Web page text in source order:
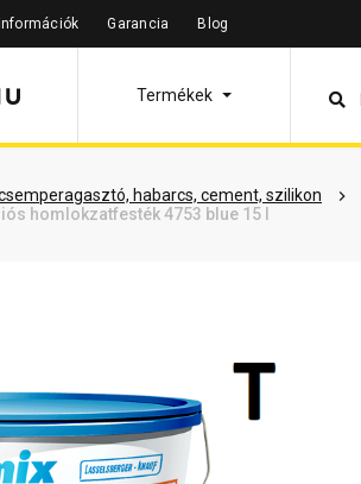
Garancia Blog
Termékek
habarcs, cement, szilikon
homlokzatfesték 4753 blue 15 l
Részletes leírás Termékinformáció